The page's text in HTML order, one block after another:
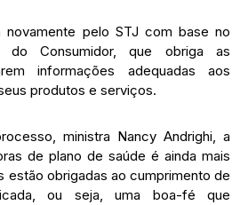
pelo STJ com base no
Consumidor, que obriga as
informações adequadas aos
produtos e serviços.
ministra Nancy Andrighi, a
de plano de saúde é ainda mais
estão obrigadas ao cumprimento de
ou seja, uma boa-fé que